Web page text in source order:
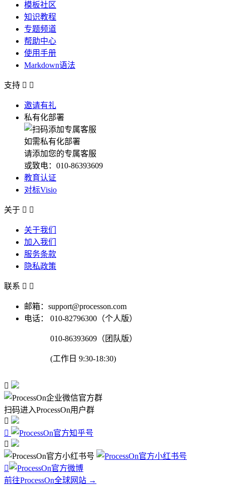
模板社区
知识教程
专题频道
帮助中心
使用手册
Markdown语法
支持  
邀请有礼
私有化部署
如需私有化部署
请添加您的专属客服
或致电：010-86393609
教育认证
对标Visio
关于  
关于我们
加入我们
服务条款
隐私政策
联系  
邮箱：support@processon.com
电话：
010-82796300（个人版）
010-86393609（团队版）
(工作日 9:30-18:30)

扫码进入ProcessOn用户群




前往ProcessOn全球网站 →